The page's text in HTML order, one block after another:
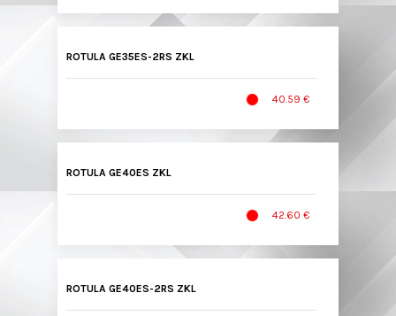
ROTULA GE35ES-2RS ZKL
40.59 €
ROTULA GE40ES ZKL
42.60 €
ROTULA GE40ES-2RS ZKL